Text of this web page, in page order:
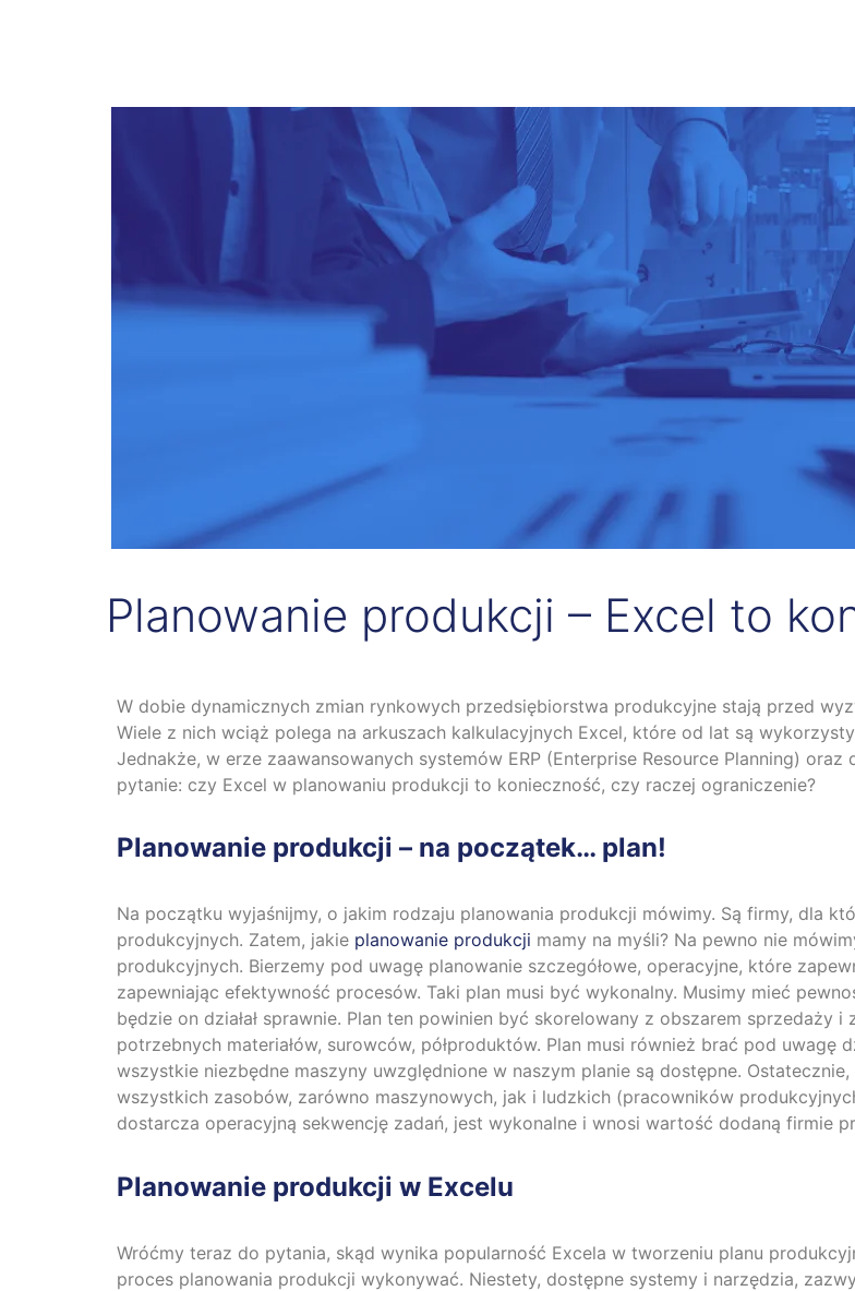
Planowanie produkcji – Excel to
W dobie dynamicznych zmian rynkowych przedsiębiorstwa produkcyjne stają przed
Wiele z nich wciąż polega na arkuszach kalkulacyjnych Excel, które od lat są
Jednakże, w erze zaawansowanych systemów ERP (Enterprise Resource Planning)
pytanie: czy Excel w planowaniu produkcji to konieczność, czy raczej ograniczenie?
Planowanie produkcji – na początek… plan!
Na początku wyjaśnijmy, o jakim rodzaju planowania produkcji mówimy. Są firmy, dla
produkcyjnych. Zatem, jakie planowanie produkcji mamy na myśli? Na pewno nie
produkcyjnych. Bierzemy pod uwagę planowanie szczegółowe, operacyjne, które
zapewniając efektywność procesów. Taki plan musi być wykonalny. Musimy mieć
będzie on działał sprawnie. Plan ten powinien być skorelowany z obszarem sprzedaży
potrzebnych materiałów, surowców, półproduktów. Plan musi również brać pod uwagę
wszystkie niezbędne maszyny uwzględnione w naszym planie są dostępne.
wszystkich zasobów, zarówno maszynowych, jak i ludzkich (pracowników
dostarcza operacyjną sekwencję zadań, jest wykonalne i wnosi wartość dodaną firmie
Planowanie produkcji w Excelu
Wróćmy teraz do pytania, skąd wynika popularność Excela w tworzeniu planu
proces planowania produkcji wykonywać. Niestety, dostępne systemy i narzędzia,